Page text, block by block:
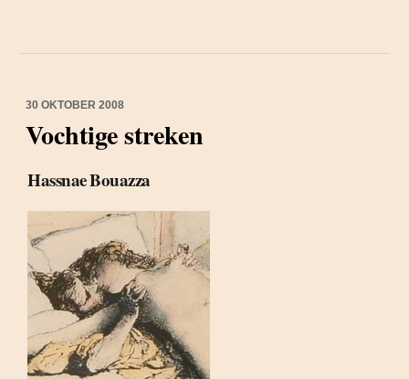
30 OKTOBER 2008
Vochtige streken
Hassnae Bouazza